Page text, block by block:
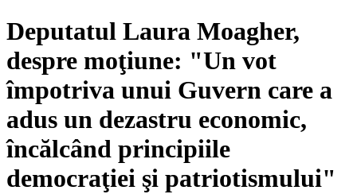
Deputatul Laura Moagher,
despre moţiune: "Un vot
împotriva unui Guvern care a
adus un dezastru economic,
încălcând principiile
democraţiei şi patriotismului"